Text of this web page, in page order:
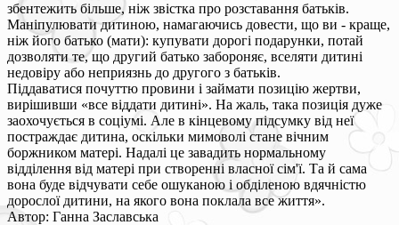
збентежить більше, ніж звістка про розставання батьків.
Маніпулювати дитиною, намагаючись довести, що ви - краще,
ніж його батько (мати): купувати дорогі подарунки, потай
дозволяти те, що другий батько забороняє, вселяти дитині
недовіру або неприязнь до другого з батьків.
Піддаватися почуттю провини і займати позицію жертви,
вирішивши «все віддати дитині». На жаль, така позиція дуже
заохочується в соціумі. Але в кінцевому підсумку від неї
постраждає дитина, оскільки мимоволі стане вічним
боржником матері. Надалі це завадить нормальному
відділення від матері при створенні власної сім'ї. Та й сама
вона буде відчувати себе ошуканою і обділеною вдячністю
дорослої дитини, на якого вона поклала все життя».
Автор: Ганна Заславська